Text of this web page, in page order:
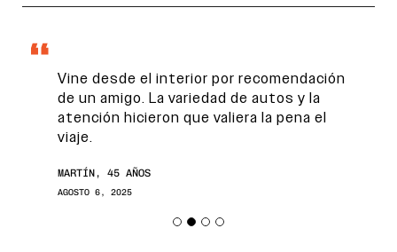
Encontranos en
Vine desde el interior por recomendación
de un amigo. La variedad de autos y la
atención hicieron que valiera la pena el
viaje.
MARTÍN, 45 AÑOS
AGOSTO 6, 2025